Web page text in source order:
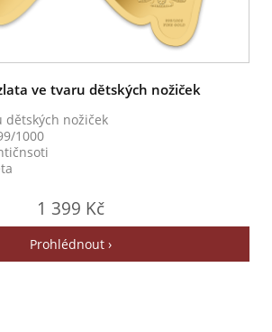
ve tvaru dětských nožiček
dětských nožiček
1000
1 399 Kč
Prohlédnout ›